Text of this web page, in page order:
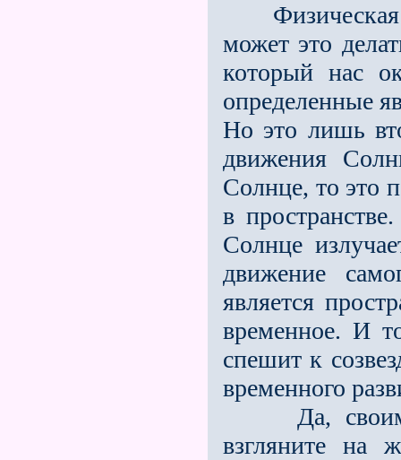
Физическая
может это
который нас
определенные
Но это лишь
движения
Солнце, то это
в
Солнце
движение
является
временное. И
спешит к
вре­менного
Да,
взгляните на